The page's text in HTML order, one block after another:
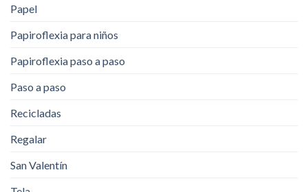
Papel
Papiroflexia para niños
Papiroflexia paso a paso
Paso a paso
Recicladas
Regalar
San Valentín